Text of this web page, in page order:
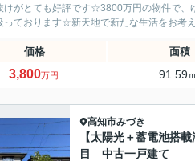
がとても好評です☆3800万円の物件で、
っております☆新天地で新たな生活をお考
価格 面積
3,800万円 91.59
高知市みづき
【太陽光＋蓄電池搭
目 中古一戸建て